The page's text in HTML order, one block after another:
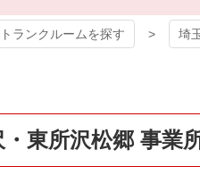
トランクルームを探す 埼
・東所沢松郷 事業